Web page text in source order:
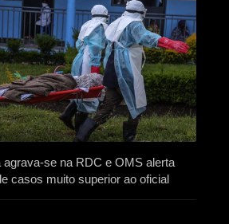
agrava-se na RDC e OMS alerta
casos muito superior ao oficial